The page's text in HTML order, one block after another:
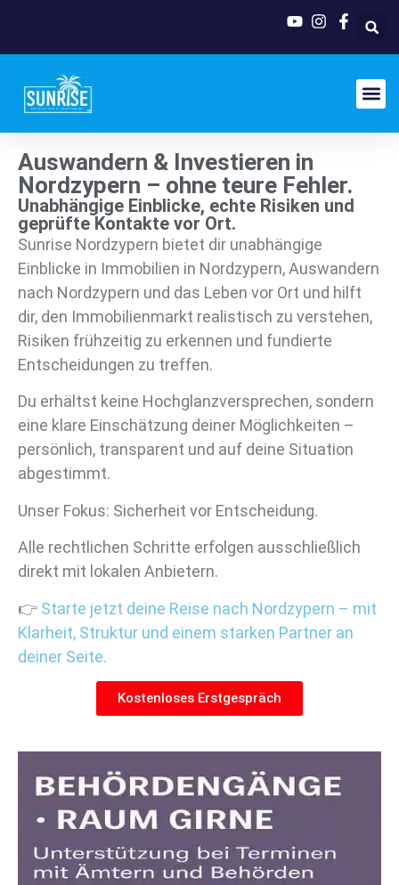
Auswandern & Investieren in
Nordzypern – ohne teure Fehler.
Unabhängige Einblicke, echte Risiken und
geprüfte Kontakte vor Ort.
Sunrise Nordzypern bietet dir unabhängige
Einblicke in Immobilien in Nordzypern, Auswandern
nach Nordzypern und das Leben vor Ort und hilft
dir, den Immobilienmarkt realistisch zu verstehen,
Risiken frühzeitig zu erkennen und fundierte
Entscheidungen zu treffen.
Du erhältst keine Hochglanzversprechen, sondern
eine klare Einschätzung deiner Möglichkeiten –
persönlich, transparent und auf deine Situation
abgestimmt.
Unser Fokus: Sicherheit vor Entscheidung.
Alle rechtlichen Schritte erfolgen ausschließlich
direkt mit lokalen Anbietern.
👉 Starte jetzt deine Reise nach Nordzypern – mit
Klarheit, Struktur und einem starken Partner an
deiner Seite.
Kostenloses Erstgespräch